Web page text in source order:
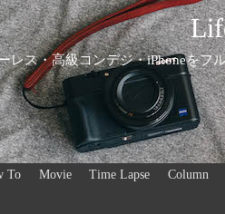
レス・高級コンデジ・iPhoneをフ
To Movie Time Lapse Column